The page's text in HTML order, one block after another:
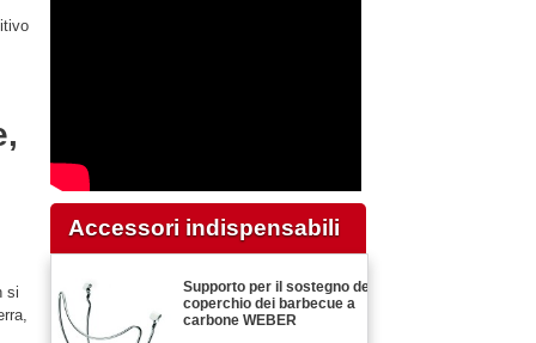
si
Accessori indispensabili
Supporto per il sostegno del
coperchio dei barbecue a
carbone WEBER